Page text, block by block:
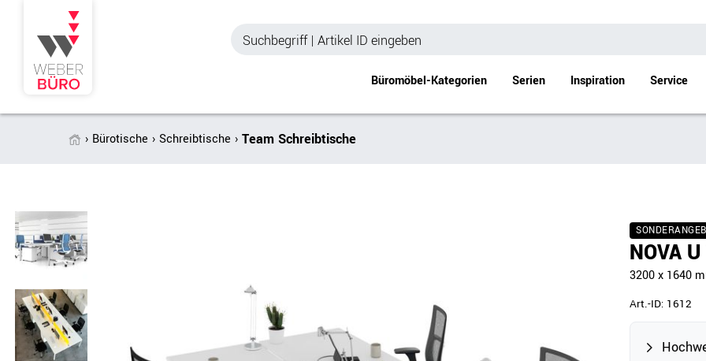
Büromöbel-Kategorien
Raum in Raum-Systeme
Tischtrennwände
Akustik Deckensegel &
Spinde
Garderoben
Zubehör
Schreibtischplatten
Anbautische & Zubehör
Serien Inspiration Service
Bürotische Schreibtische Team Schreibtische
NOVA
3200 x 1640
Art.-ID: 1612